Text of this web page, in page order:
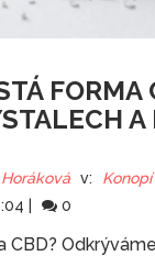
FORMA
v:
0
CBD?